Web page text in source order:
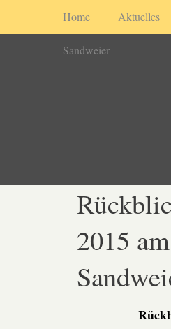
Home Aktuelles
Sandweier
2015